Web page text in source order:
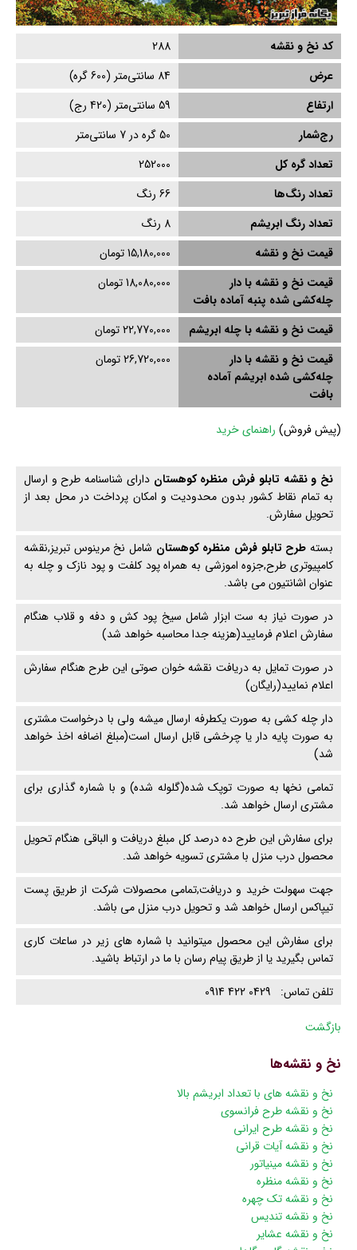
کد نخ و نقشه
288
عرض
84 سانتی‌متر (600گره)
ارتفاع
59 سانتی‌متر (420 رج)
رج‌شمار
50 گره در 7 سانتی‌متر
تعداد گره کل
252000
تعداد رنگ‌ها
66 رنگ
تعداد رنگ ابریشم
8 رنگ
قیمت نخ و نقشه
15,180,000 تومان
قیمت نخ و نقشه با دار
چله‌کشی‌ شده پنبه آماده بافت
18,080,000 تومان
قیمت نخ و نقشه با چله ابریشم
22,770,000 تومان
قیمت نخ و نقشه با دار
چله‌کشی‌ شده ابریشم آماده
بافت
26,720,000 تومان
(پیش فروش) راهنمای خرید
نخ و نقشه تابلو فرش منظره کوهستاندارای شناسنامه طرح و ارسال
به تمام نقاط کشور بدون محدودیت و امکان پرداخت در محل بعد از
تحویل سفارش.
بسته طرح تابلو فرش منظره کوهستان شامل نخ مرینوس تبریز,نقشه
کامپیوتری طرح,جزوه اموزشی به همراه پود کلفت و پود نازک و چله به
عنوان اشانتیون می باشد.
در صورت نیاز به ست ابزار شامل سیخ پود کش و دفه و قلاب هنگام
سفارش اعلام فرمایید(هزینه جدا محاسبه خواهد شد)
در صورت تمایل به دریافت نقشه خوان صوتی این طرح هنگام سفارش
اعلام نمایید(رایگان)
دار چله کشی به صورت یکطرفه ارسال میشه ولی با درخواست مشتری
به صورت پایه دار یا چرخشی قابل ارسال است(مبلغ اضافه اخذ خواهد
شد)
تمامی نخها به صورت توپک شده(گلوله شده) و با شماره گذاری برای
مشتری ارسال خواهد شد.
برای سفارش این طرح ده درصد کل مبلغ دریافت و الباقی هنگام تحویل
محصول درب منزل با مشتری تسویه خواهد شد.
جهت سهولت خرید و دریافت,تمامی محصولات شرکت از طریق پست
تیپاکس ارسال خواهد شد و تحویل درب منزل می باشد.
برای سفارش این محصول میتوانید با شماره های زیر در ساعات کاری
تماس بگیرید یا از طریق پیام رسان با ما در ارتباط باشید.
تلفن تماس: 0429 422 0914
بازگشت
نخ و نقشه‌ها
پریدن
ناوبری
نخ و نقشه های با تعداد ابریشم بالا
نخ و نقشه طرح فرانسوی
نخ و نقشه طرح ایرانی
نخ و نقشه آیات قرانی
نخ و نقشه مینیاتور
نخ و نقشه منظره
نخ و نقشه تک چهره
نخ و نقشه تندیس
نخ و نقشه عشایر